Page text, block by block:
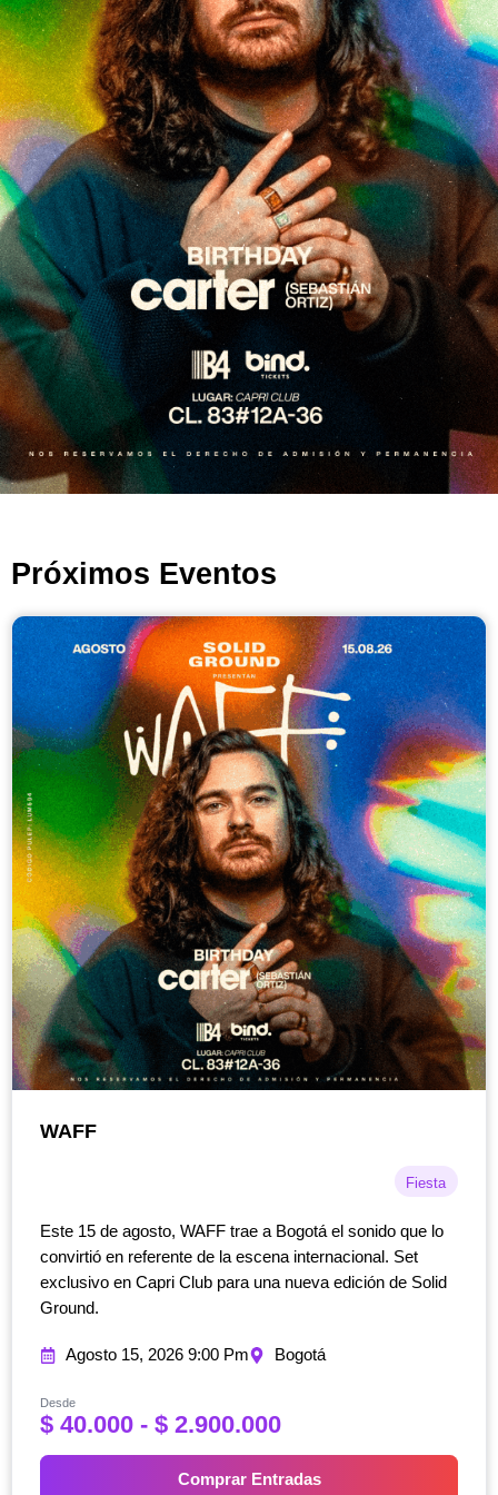
Próximos Eventos
WAFF
Fiesta
Este 15 de agosto, WAFF trae a Bogotá el sonido que lo
convirtió en referente de la escena internacional. Set
exclusivo en Capri Club para una nueva edición de Solid
Ground.
Agosto 15, 2026 9:00 Pm Bogotá
Desde
$40.000 - $2.900.000R
n
Comprar Entradas